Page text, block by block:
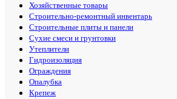
Хозяйственные товары
Строительно-ремонтный инвентарь
Строительные плиты и панели
Сухие смеси и грунтовки
Утеплители
Гидроизоляция
Ограждения
Опалубка
Крепеж